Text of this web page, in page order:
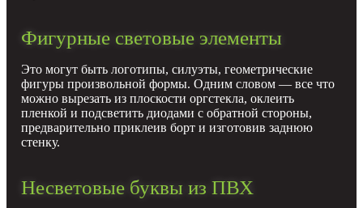
Фигурные световые элементы
Это могут быть логотипы, силуэты, геометрические
фигуры произвольной формы. Одним словом — все что
можно вырезать из плоскости оргстекла, оклеить
пленкой и подсветить диодами с обратной стороны,
предварительно приклеив борт и изготовив заднюю
стенку.
Несветовые буквы из ПВХ